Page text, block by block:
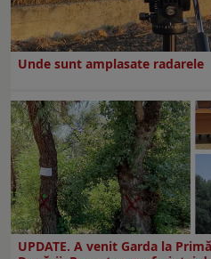
Unde sunt amplasate radarele
UPDATE. A venit Garda la